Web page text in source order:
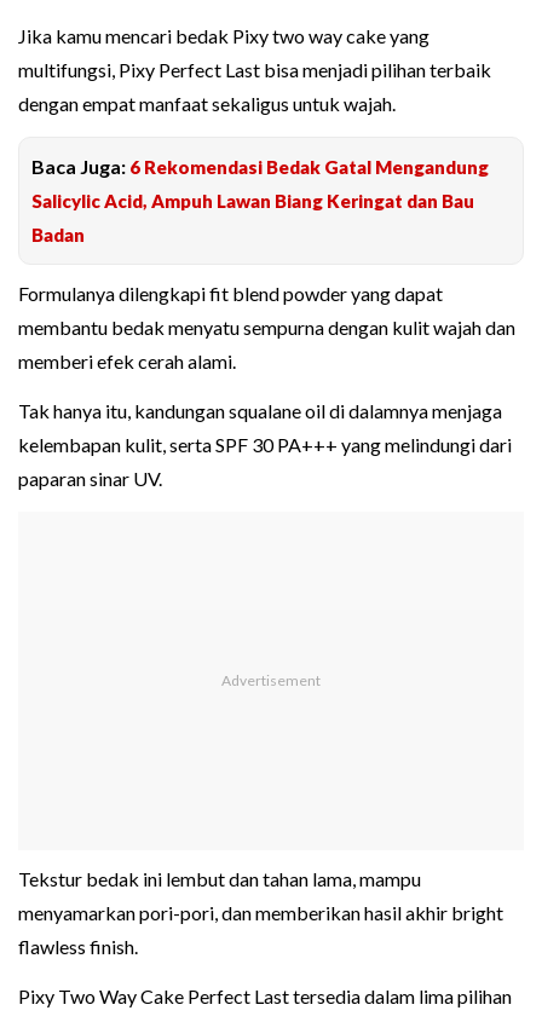
Jika kamu mencari bedak Pixy two way cake yang
multifungsi, Pixy Perfect Last bisa menjadi pilihan terbaik
dengan empat manfaat sekaligus untuk wajah.
Baca Juga: 6 Rekomendasi Bedak Gatal Mengandung
Salicylic Acid, Ampuh Lawan Biang Keringat dan Bau
Badan
Formulanya dilengkapi fit blend powder yang dapat
membantu bedak menyatu sempurna dengan kulit wajah dan
memberi efek cerah alami.
Tak hanya itu, kandungan squalane oil di dalamnya menjaga
kelembapan kulit, serta SPF 30 PA+++ yang melindungi dari
paparan sinar UV.
Tekstur bedak ini lembut dan tahan lama, mampu
menyamarkan pori-pori, dan memberikan hasil akhir bright
flawless finish.
Pixy Two Way Cake Perfect Last tersedia dalam lima pilihan